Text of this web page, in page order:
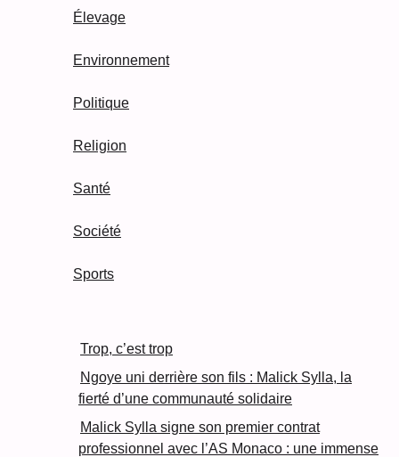
Élevage
Environnement
Politique
Religion
Santé
Société
Sports
Trop, c’est trop
Ngoye uni derrière son fils : Malick Sylla, la
fierté d’une communauté solidaire
Malick Sylla signe son premier contrat
professionnel avec l’AS Monaco : une immense